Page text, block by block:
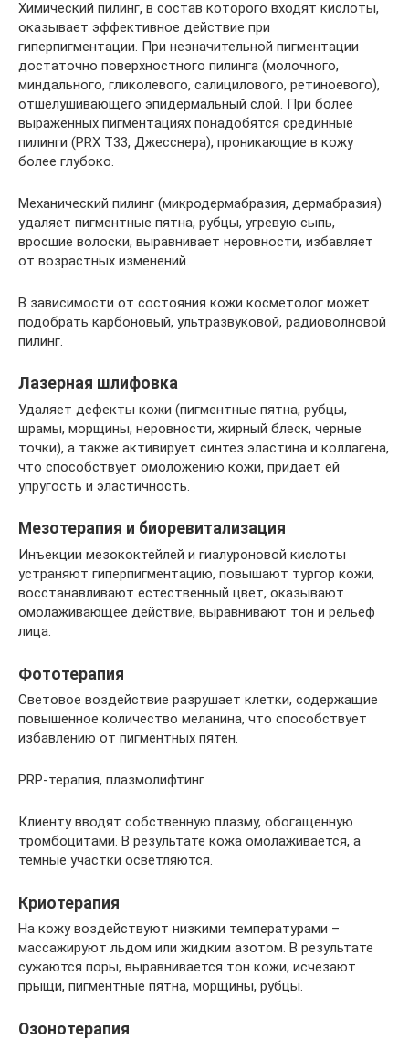
Химический пилинг, в состав которого входят кислоты,
оказывает эффективное действие при
гиперпигментации. При незначительной пигментации
достаточно поверхностного пилинга (молочного,
миндального, гликолевого, салицилового, ретиноевого),
отшелушивающего эпидермальный слой. При более
выраженных пигментациях понадобятся срединные
пилинги (PRX T33, Джесснера), проникающие в кожу
более глубоко.
Механический пилинг (микродермабразия, дермабразия)
удаляет пигментные пятна, рубцы, угревую сыпь,
вросшие волоски, выравнивает неровности, избавляет
от возрастных изменений.
В зависимости от состояния кожи косметолог может
подобрать карбоновый, ультразвуковой, радиоволновой
пилинг.
Лазерная шлифовка
Удаляет дефекты кожи (пигментные пятна, рубцы,
шрамы, морщины, неровности, жирный блеск, черные
точки), а также активирует синтез эластина и коллагена,
что способствует омоложению кожи, придает ей
упругость и эластичность.
Мезотерапия и биоревитализация
Инъекции мезококтейлей и гиалуроновой кислоты
устраняют гиперпигментацию, повышают тургор кожи,
восстанавливают естественный цвет, оказывают
омолаживающее действие, выравнивают тон и рельеф
лица.
Фототерапия
Световое воздействие разрушает клетки, содержащие
повышенное количество меланина, что способствует
избавлению от пигментных пятен.
PRP-терапия, плазмолифтинг
Клиенту вводят собственную плазму, обогащенную
тромбоцитами. В результате кожа омолаживается, а
темные участки осветляются.
Криотерапия
На кожу воздействуют низкими температурами –
массажируют льдом или жидким азотом. В результате
сужаются поры, выравнивается тон кожи, исчезают
прыщи, пигментные пятна, морщины, рубцы.
Озонотерапия